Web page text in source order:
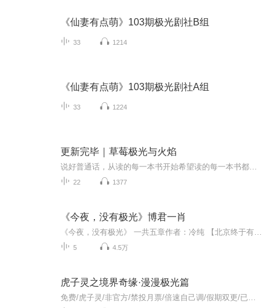
《仙妻有点萌》103期极光剧社B组
33 1214
《仙妻有点萌》103期极光剧社A组
33 1224
更新完毕｜草莓极光与火焰
22 1377
《今夜，没有极光》博君一肖
5 4.5万
虎子灵之境界奇缘·漫漫极光篇